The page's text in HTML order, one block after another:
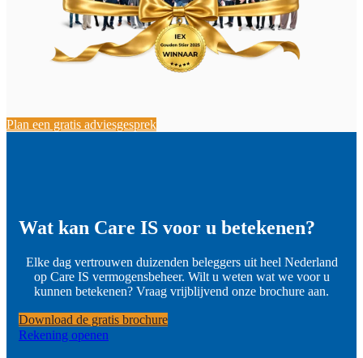
Plan een gratis adviesgesprek
Wat kan Care IS voor u betekenen?
Elke dag vertrouwen duizenden beleggers uit heel Nederland
op Care IS vermogensbeheer. Wilt u weten wat we voor u
kunnen betekenen? Vraag vrijblijvend onze brochure aan.
Download de gratis brochure
Rekening openen